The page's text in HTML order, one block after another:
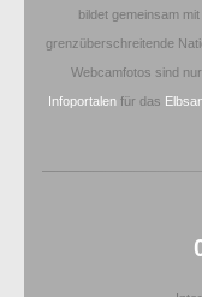
bildet gemeinsam mit
grenzüberschreitende
Webcamfotos sind
Infoportalen für das